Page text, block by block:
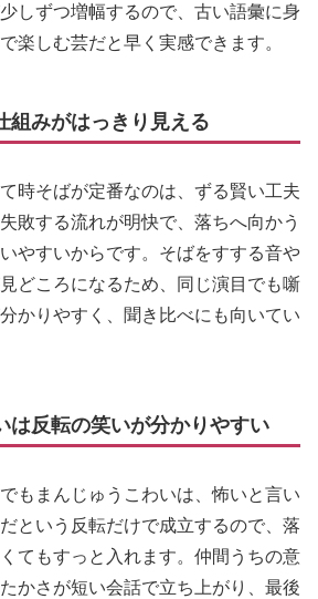
しずつ増幅するので、古い語彙に身
楽しむ芸だと早く実感できます。
組みがはっきり見える
時そばが定番なのは、ずる賢い工夫
敗する流れが明快で、落ちへ向かう
やすいからです。そばをすする音や
どころになるため、同じ演目でも噺
かりやすく、聞き比べにも向いてい
は反転の笑いが分かりやすい
もまんじゅうこわいは、怖いと言い
という反転だけで成立するので、落
てもすっと入れます。仲間うちの意
かさが短い会話で立ち上がり、最後